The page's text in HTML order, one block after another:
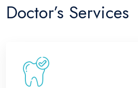
Doctor’s Services